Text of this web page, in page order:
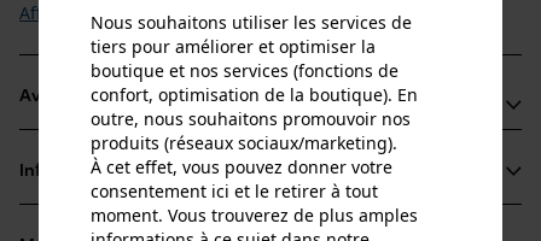
Afficher plus
Avantages du produit
Avant-bras et fentes pour aération de la veste forestière
KOX : de larges fentes d’aération doublées en maille
repsirante au niveau des avant-bras permettent une
Informations sur le produit
Nous souhaitons utiliser les services de
tiers pour améliorer et optimiser la
boutique et nos services (fonctions de
confort, optimisation de la boutique). En
outre, nous souhaitons promouvoir nos
produits (réseaux sociaux/marketing).
À cet effet, vous pouvez donner votre
consentement ici et le retirer à tout
moment. Vous trouverez de plus amples